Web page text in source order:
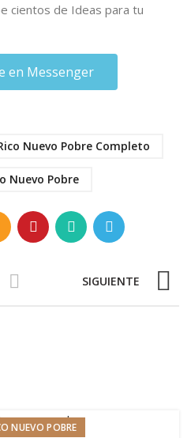
cientos de Ideas para tu
en Messenger
Nuevo Pobre Completo
Nuevo Pobre
SIGUIENTE
NUEVO POBRE